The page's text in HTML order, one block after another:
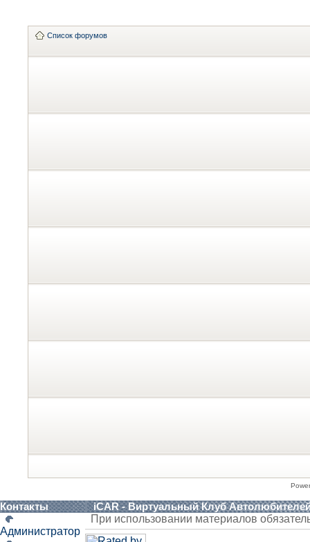
Список форумов
Контакты iCAR - Виртуальный Клуб
Администратор
При использовании материалов